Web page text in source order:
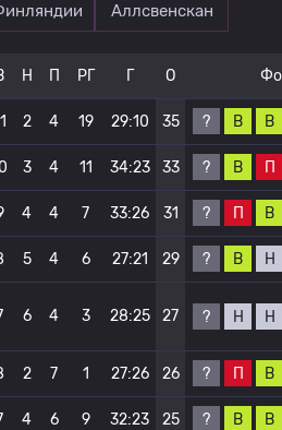
Аллсвенскан
Н П РГ Г О
2 4 19 29:10 35 ? В В
3 4 11 34:23 33 ? В П
4 4 7 33:26 31 ? П В
5 4 6 27:21 29 ? В Н
6 4 3 28:25 27 ? Н Н
2 7 1 27:26 26 ? П В
4 6 9 32:23 25 ? В В